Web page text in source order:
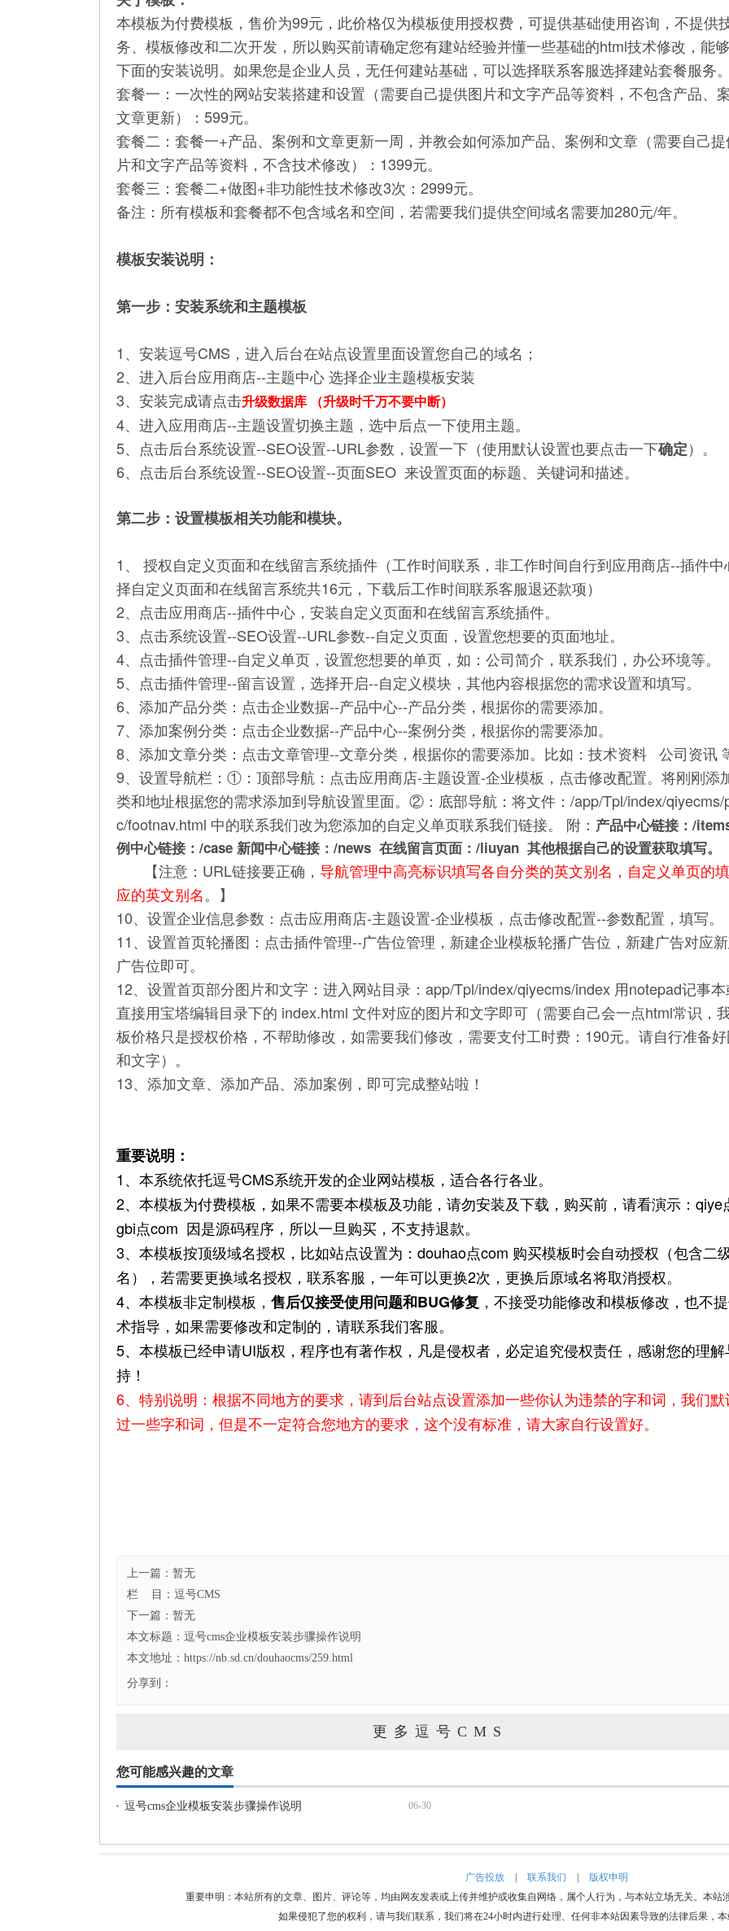
本模板为付费模板，售价为99元，此价格仅为模板使用授权费，可提供基础使用咨询，不提供
务、模板修改和二次开发，所以购买前请确定您有建站经验并懂一些基础的html技术修改，能
下面的安装说明。如果您是企业人员，无任何建站基础，可以选择联系客服选择建站套餐服务
套餐一：一次性的网站安装搭建和设置（需要自己提供图片和文字产品等资料，不包含产品、
文章更新）：599元。
套餐二：套餐一+产品、案例和文章更新一周，并教会如何添加产品、案例和文章（需要自己
片和文字产品等资料，不含技术修改）：1399元。
套餐三：套餐二+做图+非功能性技术修改3次：2999元。
备注：所有模板和套餐都不包含域名和空间，若需要我们提供空间域名需要加280元/年。
模板安装说明：
第一步：安装系统和主题模板
1、安装逗号CMS，进入后台在站点设置里面设置您自己的域名；
2、进入后台应用商店--主题中心 选择企业主题模板安装
3、安装完成请点击升级数据库 （升级时千万不要中断）
4、进入应用商店--主题设置切换主题，选中后点一下使用主题。
5、点击后台系统设置--SEO设置--URL参数，设置一下（使用默认设置也要点击一下确定）。
6、点击后台系统设置--SEO设置--页面SEO 来设置页面的标题、关键词和描述。
第二步：设置模板相关功能和模块。
1、 授权自定义页面和在线留言系统插件（工作时间联系，非工作时间自行到应用商店--插件中
择自定义页面和在线留言系统共16元，下载后工作时间联系客服退还款项）
2、 点击应用商店--插件中心，安装自定义页面和在线留言系统插件。
3、点击系统设置--SEO设置--URL参数--自定义页面，设置您想要的页面地址。
4、点击插件管理--自定义单页，设置您想要的单页，如：公司简介，联系我们，办公环境等。
5、点击插件管理--留言设置，选择开启--自定义模块，其他内容根据您的需求设置和填写。
6、添加产品分类：点击企业数据--产品中心--产品分类，根据你的需要添加。
7、 添加案例分类：点击企业数据--产品中心--案例分类，根据你的需要添加。
8、添加文章分类：点击文章管理--文章分类，根据你的需要添加。比如：技术资料 公司资讯
9、设置导航栏：①：顶部导航：点击应用商店-主题设置-企业模板，点击修改配置。将刚刚添
类和地址根据您的需求添加到导航设置里面。②：底部导航：将文件：/app/Tpl/index/qiyecms/
c/footnav.html 中的联系我们改为您添加的自定义单页联系我们链接。 附： 产品中心链接：/
例中心链接：/case 新闻中心链接：/news 在线留言页面：/liuyan 其他根据自己的设置获取填写。
【注意：URL链接要正确， 导航管理中高亮标识填写各自分类的英文别名，自定义单页的
应的英文别名。 】
10、设置企业信息参数：点击应用商店-主题设置-企业模板，点击修改配置--参数配置，填写。
11、设置首页轮播图：点击插件管理--广告位管理，新建企业模板轮播广告位，新建广告对应
广告位即可。
12、设置首页部分图片和文字：进入网站目录：app/Tpl/index/qiyecms/index 用notepad记事
直接用宝塔编辑目录下的 index.html 文件对应的图片和文字即可（需要自己会一点html常识，
板价格只是授权价格，不帮助修改，如需要我们修改，需要支付工时费：190元。请自行准备
和文字）。
13、添加文章、添加产品、添加案例，即可完成整站啦！
重要说明：
1、本系统依托逗号CMS系统开发的企业网站模板，适合各行各业。
2、本模板为付费模板，如果不需要本模板及功能，请勿安装及下载，购买前，请看演示：qiye
gbi点com 因是源码程序，所以一旦购买，不支持退款。
3、本模板按顶级域名授权，比如站点设置为：douhao点com 购买模板时会自动授权（包含二
名），若需要更换域名授权，联系客服，一年可以更换2次，更换后原域名将取消授权。
4、本模板非定制模板， 售后仅接受使用问题和BUG修复 ，不接受功能修改和模板修改，也不
术指导，如果需要修改和定制的，请联系我们客服。
5、本模板已经申请UI版权，程序也有著作权，凡是侵权者，必定追究侵权责任，感谢您的理
持！
6、特别说明：根据不同地方的要求，请到后台站点设置添加一些你认为违禁的字和词，我们
过一些字和词，但是不一定符合您地方的要求，这个没有标准，请大家自行设置好。
上一篇：暂无
栏 目： 逗号CMS
下一篇：暂无
本文标题： 逗号cms企业模板安装步骤操作说明
本文地址：https://nb.sd.cn/douhaocms/259.html
分享到：
更多逗号CMS
您可能感兴趣的文章
06-30
逗号cms企业模板安装步骤操作说明
广告投放 联系我们
版权申明
重要申明：本站所有的文章、图片、评论等，均由网友发表或上传并维护或收集自网络，属个人行为，与本站立场无关。本站
如果侵犯了您的权利，请与我们联系，我们将在24小时内进行处理、任何非本站因素导致的法律后果，